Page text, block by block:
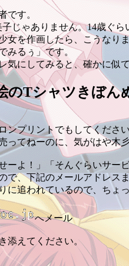
です。
じゃありません。14歳ぐら
女を作画したら、こうな
みるぅ」です。
にしてみると、確かに似
のTシャツきぼん
プリントでもしてください
てねーのに、気がはや木彡
ーよ！」「そんぐらいサー
で、下記のメールアドレス
に追われているので、ちょ
へメール
添えてください。